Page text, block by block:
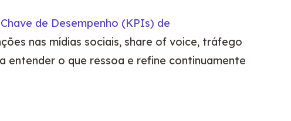
de Desempenho (KPIs) de
nas mídias sociais, share of voice, tráfego
entender o que ressoa e refine continuamente